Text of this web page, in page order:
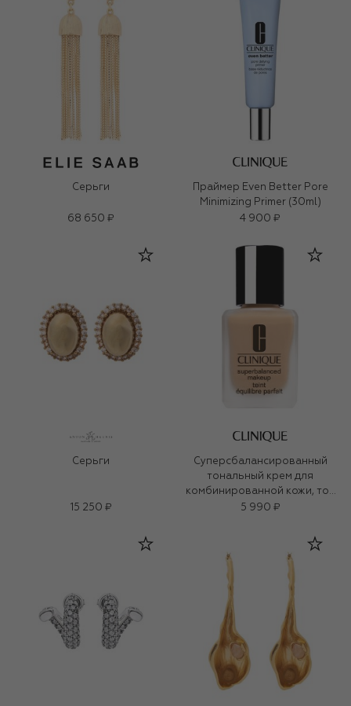
Серьги
68 650 ₽
Праймер Even Better Pore
Minimizing Primer (30ml)
4 900 ₽
Серьги
15 250 ₽
Суперсбалансированный
тональный крем для
комбинированной кожи, тон
27
5 990 ₽